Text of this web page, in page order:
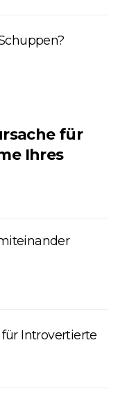
für
Ihres
Introvertierte